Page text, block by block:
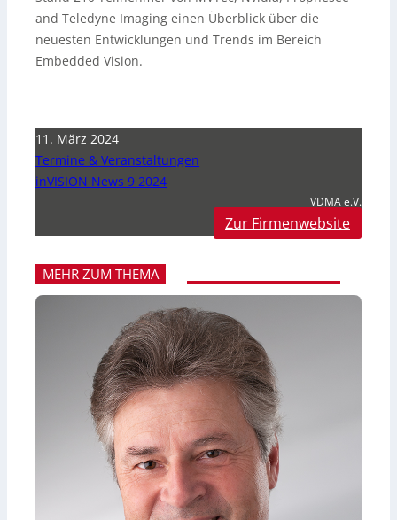
and Teledyne Imaging einen Überblick über die
neuesten Entwicklungen und Trends im Bereich
Embedded Vision.
11. März 2024
Termine & Veranstaltungen
inVISION News 9 2024
VDMA e.V.
Zur Firmenwebsite
MEHR ZUM THEMA